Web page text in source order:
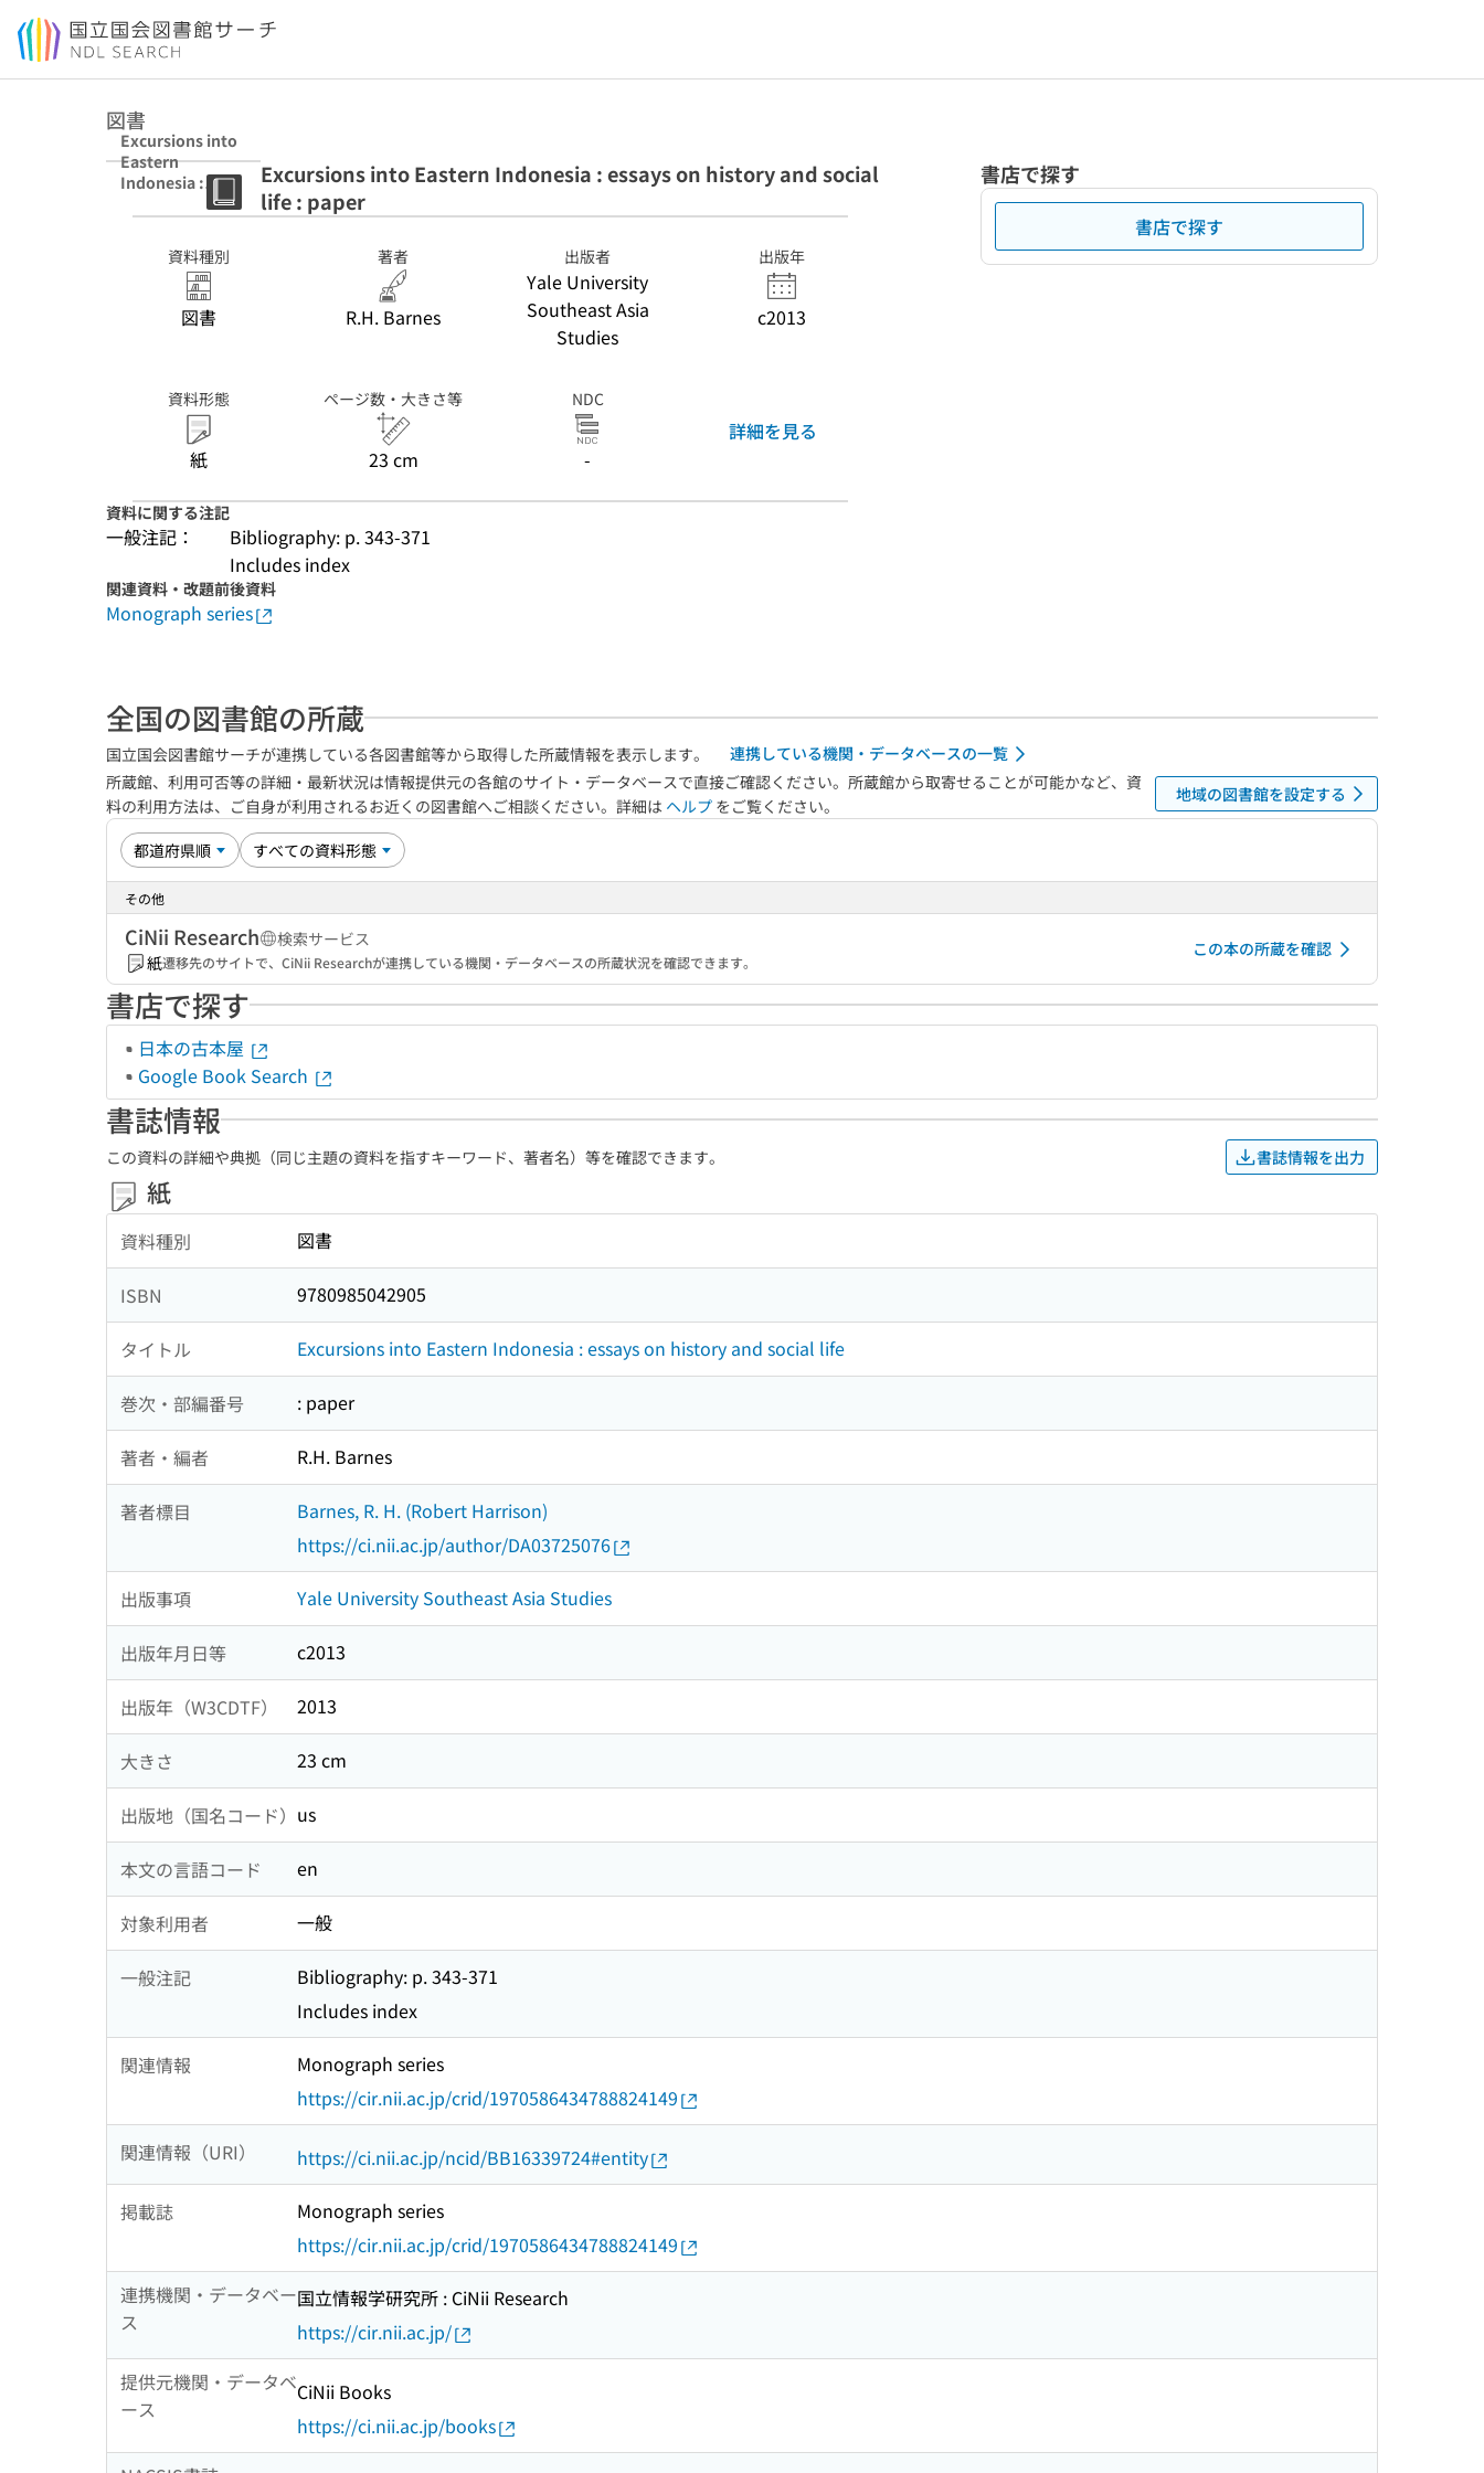
本文へ移動
図書
Excursions into
Eastern
Indonesia :
history and
social life : paper
Excursions into Eastern Indonesia : essays on history and social
life : paper
資料種別
図書
著者
R.H. Barnes
出版者
Yale University
Southeast Asia
Studies
出版年
c2013
資料形態
紙
ページ数・大きさ等
23 cm
NDC
-
詳細を見る
資料に関する注記
一般注記：
Bibliography: p. 343-371
Includes index
関連資料・改題前後資料
Monograph series
書店で探す
書店で探す
全国の図書館の所蔵
国立国会図書館サーチが連携している各図書館等から取得した所蔵情報を表示します。
連携している機関・データベースの一覧
所蔵館、利用可否等の詳細・最新状況は情報提供元の各館のサイト・データベースで直接ご確認ください。所蔵館から取寄せることが可能かなど、資
料の利用方法は、ご自身が利用されるお近くの図書館へご相談ください。詳細は ヘルプ をご覧ください。
地域の図書館を設定する
その他
CiNii Research
検索サービス
紙遷移先のサイトで、CiNii Researchが連携している機関・データベースの所蔵状況を確認できます。
この本の所蔵を確認
書店で探す
日本の古本屋
Google Book Search
書誌情報
この資料の詳細や典拠（同じ主題の資料を指すキーワード、著者名）等を確認できます。 書誌情報を出力
紙
資料種別 図書
ISBN 9780985042905
タイトル Excursions into Eastern Indonesia : essays on history and social life
巻次・部編番号 : paper
著者・編者 R.H. Barnes
著者標目
Barnes, R. H. (Robert Harrison)
https://ci.nii.ac.jp/author/DA03725076
出版事項 Yale University Southeast Asia Studies
出版年月日等 c2013
出版年（W3CDTF） 2013
大きさ 23 cm
出版地（国名コード） us
本文の言語コード en
対象利用者 一般
一般注記
Bibliography: p. 343-371
Includes index
関連情報
Monograph series
https://cir.nii.ac.jp/crid/1970586434788824149
関連情報（URI） https://ci.nii.ac.jp/ncid/BB16339724#entity
掲載誌
Monograph series
https://cir.nii.ac.jp/crid/1970586434788824149
連携機関・データベー
ス
国立情報学研究所 : CiNii Research
https://cir.nii.ac.jp/
提供元機関・データベ
ース
CiNii Books
https://ci.nii.ac.jp/books